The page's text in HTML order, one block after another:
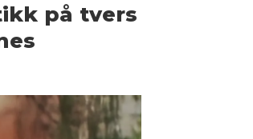
på tvers